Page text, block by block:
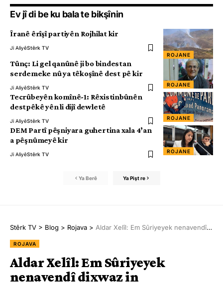
Ev jî di be ku bala te bikşînin
ROJANE
Îranê êrîşî partiyên Rojhilat kir
Ji AliyêStêrk TV
ROJANE
Tûnç: Li gel qanûnê ji bo bindestan
serdemeke nû ya têkoşînê dest pê kir
Ji AliyêStêrk TV
ROJANE
Tecrûbeyên komînê-1: Rêxistinbûnên
destpêkê yên li dijî dewletê
Ji AliyêStêrk TV
ROJANE
DEM Partî pêşniyara guhertina xala 4’an
a pêşnûmeyê kir
Ji AliyêStêrk TV
Ya Berê Ya Pişt re
Stêrk TV > Blog > Rojava > Aldar Xelîl: Em Sûriyeyek nenavendî dixwaz in
ROJAVA
Aldar Xelîl: Em Sûriyeyek
nenavendî dixwaz in